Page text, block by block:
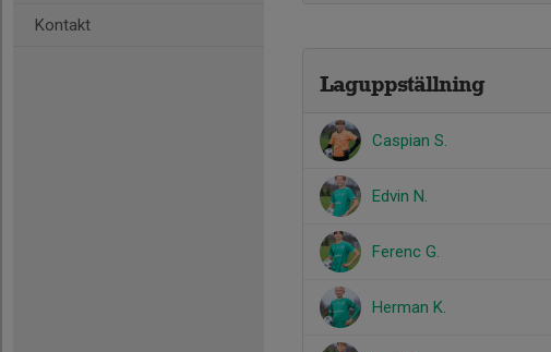
Kontakt
Laguppställning
Caspian S.
Edvin N.
Ferenc G.
Herman K.